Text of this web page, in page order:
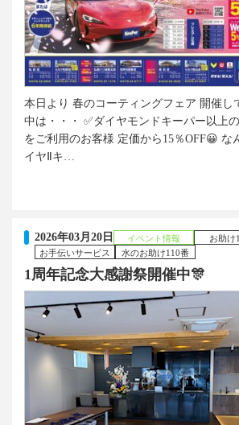
本日より 春のコーティングフェア 開催
中は・・・ ✅ダイヤモンドキーパー以上
をご利用のお客様 定価から15％OFF😀 な
イヤⅡキ…
2026年03月20日 イベント情報
お助け
お手伝いサービス
水のお助け110番
1周年記念大感謝祭開催中🎊